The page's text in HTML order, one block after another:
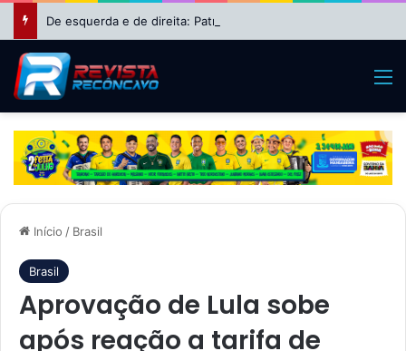
Início / Brasil
Brasil
Aprovação de Lula sobe
após reação a tarifa de